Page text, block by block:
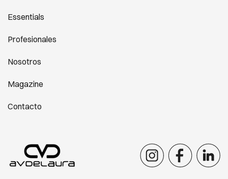
Essentials
Profesionales
Nosotros
Magazine
Contacto